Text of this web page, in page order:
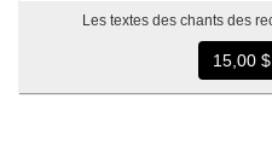
Les textes des chants des
15,00